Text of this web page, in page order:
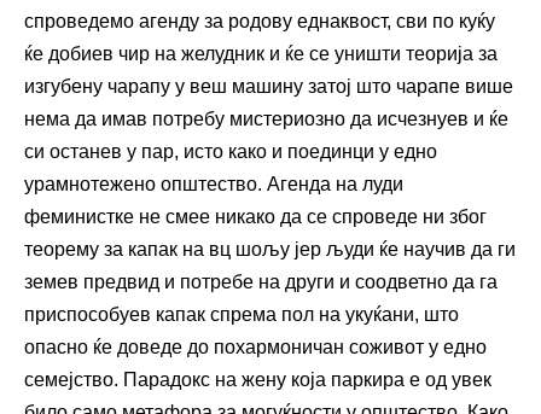
спроведемо агенду за родову еднаквост, сви по куќу
ќе добиев чир на желудник и ќе се уништи теорија за
изгубену чарапу у веш машину затој што чарапе више
нема да имав потребу мистериозно да исчезнуев и ќе
си останев у пар, исто како и поединци у едно
урамнотежено општество. Агенда на луди
феминистке не смее никако да се спроведе ни због
теорему за капак на вц шољу јер људи ќе научив да ги
земев предвид и потребе на други и соодветно да га
приспособуев капак спрема пол на укуќани, што
опасно ќе доведе до похармоничан соживот у едно
семејство. Парадокс на жену која паркира е од увек